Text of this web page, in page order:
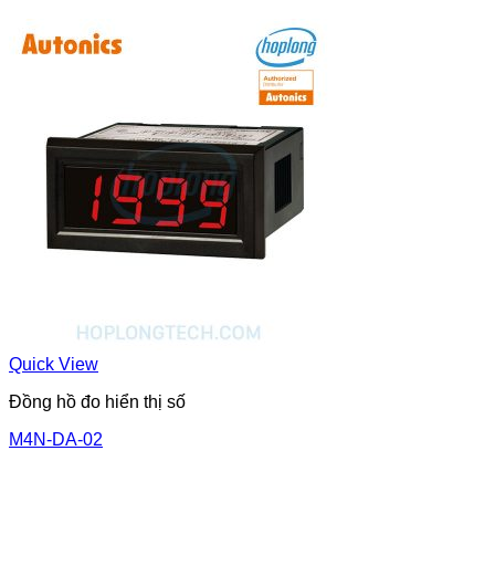
Quick View
Đồng hồ đo hiển thị số
M4N-DA-02